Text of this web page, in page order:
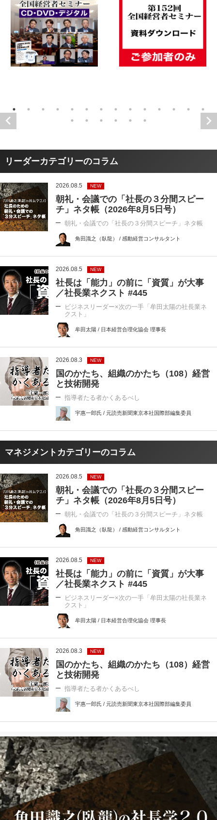
リーダーカテゴリーのコラム
2026.08.5 NEW
朝礼・会議での「社長の３分間スピー
チ」ネタ帳（2026年8月5日号）
朝礼・会議での「社長の３分間スピーチ」ネタ帳
角田識之（臥龍） / 感動経営コンサルタント
2026.08.5 NEW
社長は「能力」の前に「資質」が大事
／社長業ネクスト #445
ビジネスリーダー×次の一手「牟田太陽の社長業ネ
クスト」
牟田太陽 / 日本経営合理化協会 理事長
2026.08.3 NEW
国のかたち、組織のかたち（108）経営
と技術開発
指導者たる者かくあるべし
宇惠一郎氏 / 元読売新聞東京本社国際部編集委員
マネジメントカテゴリーのコラム
2026.08.5 NEW
朝礼・会議での「社長の３分間スピー
チ」ネタ帳（2026年8月5日号）
朝礼・会議での「社長の３分間スピーチ」ネタ帳
角田識之（臥龍） / 感動経営コンサルタント
2026.08.5 NEW
社長は「能力」の前に「資質」が大事
／社長業ネクスト #445
ビジネスリーダー×次の一手「牟田太陽の社長業ネ
クスト」
牟田太陽 / 日本経営合理化協会 理事長
2026.08.3 NEW
国のかたち、組織のかたち（108）経営
と技術開発
指導者たる者かくあるべし
宇惠一郎氏 / 元読売新聞東京本社国際部編集委員